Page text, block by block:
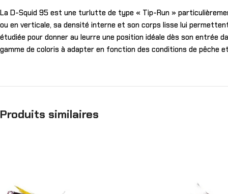
La D-Squid 95 est une turlutte de type « Tip-Run »
ou en verticale, sa densité interne et son corps lisse lui
étudiée pour donner au leurre une position idéale dès son entrée
gamme de coloris à adapter en fonction des conditions de pêche
Produits similaires